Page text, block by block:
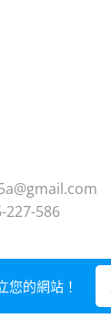
227-586
Webnode提供技
您的網站！